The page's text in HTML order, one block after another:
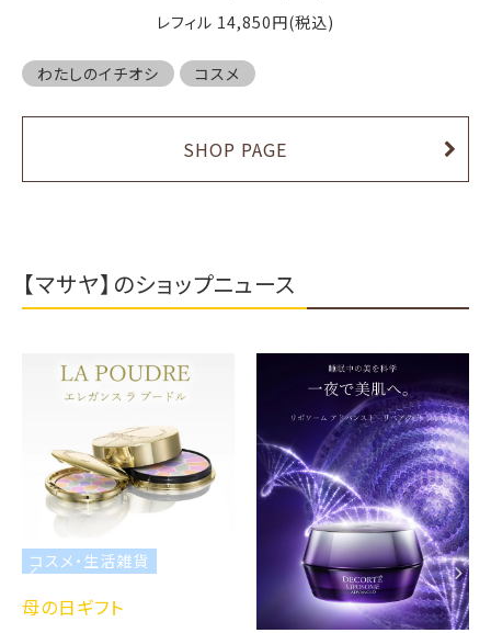
レフィル 14,850円(税込)
わたしのイチオシ コスメ
SHOP PAGE
【マサヤ】のショップニュース
コスメ・生活雑貨
母の日ギフト